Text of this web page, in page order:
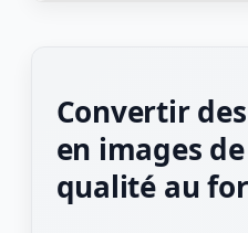
Convertir
en images
qualité au